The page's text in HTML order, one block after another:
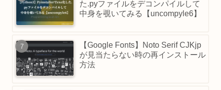
た.pyファイルをデコンパイルして
中身を覗いてみる【uncompyle6】
【Google Fonts】Noto Serif CJKjp
が見当たらない時の再インストール
方法